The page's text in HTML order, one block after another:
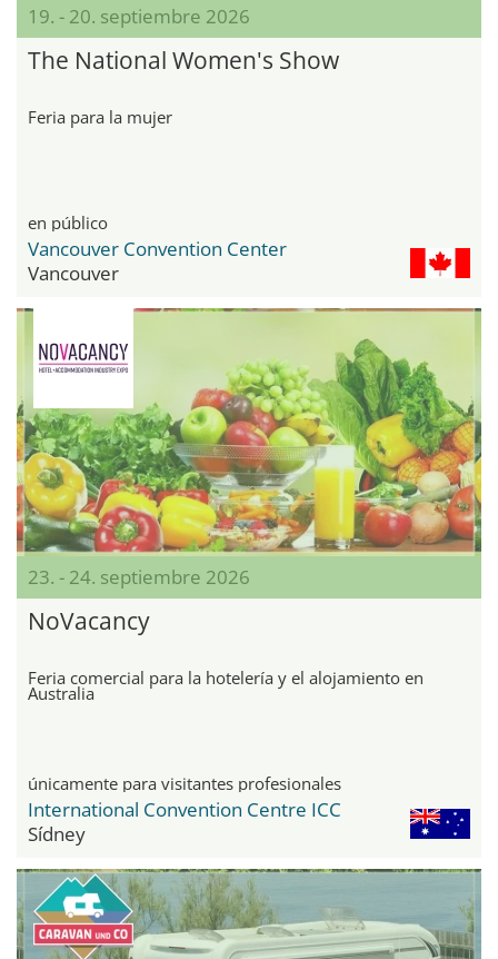
19. - 20. septiembre 2026
The National Women's Show
Feria para la mujer
en público
Vancouver Convention Center
Vancouver
23. - 24. septiembre 2026
NoVacancy
Feria comercial para la hotelería y el alojamiento en
Australia
únicamente para visitantes profesionales
International Convention Centre ICC
Sídney